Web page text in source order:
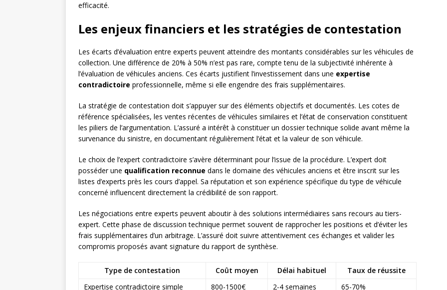
efficacité.
Les enjeux financiers et les stratégies de contestation
Les écarts d’évaluation entre experts peuvent atteindre des montants considérables sur les véhicules de
collection. Une différence de 20% à 50% n’est pas rare, compte tenu de la subjectivité inhérente à
l’évaluation de véhicules anciens. Ces écarts justifient l’investissement dans une expertise
contradictoire professionnelle, même si elle engendre des frais supplémentaires.
La stratégie de contestation doit s’appuyer sur des éléments objectifs et documentés. Les cotes de
référence spécialisées, les ventes récentes de véhicules similaires et l’état de conservation constituent
les piliers de l’argumentation. L’assuré a intérêt à constituer un dossier technique solide avant même la
survenance du sinistre, en documentant régulièrement l’état et la valeur de son véhicule.
Le choix de l’expert contradictoire s’avère déterminant pour l’issue de la procédure. L’expert doit
posséder une qualification reconnue dans le domaine des véhicules anciens et être inscrit sur les
listes d’experts près les cours d’appel. Sa réputation et son expérience spécifique du type de véhicule
concerné influencent directement la crédibilité de son rapport.
Les négociations entre experts peuvent aboutir à des solutions intermédiaires sans recours au tiers-
expert. Cette phase de discussion technique permet souvent de rapprocher les positions et d’éviter les
frais supplémentaires d’un arbitrage. L’assuré doit suivre attentivement ces échanges et valider les
compromis proposés avant signature du rapport de synthèse.
Type de contestation Coût moyen Délai habituel
Taux de réussite
Expertise contradictoire simple
800-1500€ 2-4 semaines 65-70%